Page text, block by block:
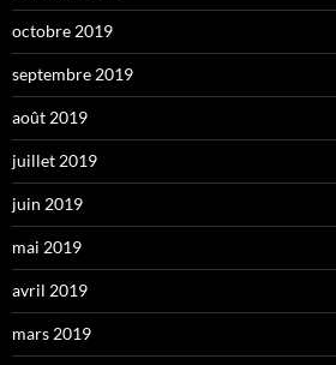
octobre 2019
septembre 2019
août 2019
juillet 2019
juin 2019
mai 2019
avril 2019
mars 2019